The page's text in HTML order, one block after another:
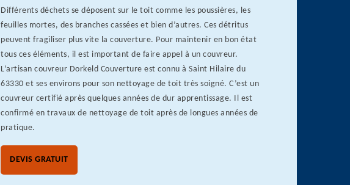
Différents déchets se déposent sur le toit comme les poussières, les
feuilles mortes, des branches cassées et bien d’autres. Ces détritus
peuvent fragiliser plus vite la couverture. Pour maintenir en bon état
tous ces éléments, il est important de faire appel à un couvreur.
L’artisan couvreur Dorkeld Couverture est connu à Saint Hilaire du
63330 et ses environs pour son nettoyage de toit très soigné. C’est un
couvreur certifié après quelques années de dur apprentissage. Il est
confirmé en travaux de nettoyage de toit après de longues années de
pratique.
DEVIS GRATUIT